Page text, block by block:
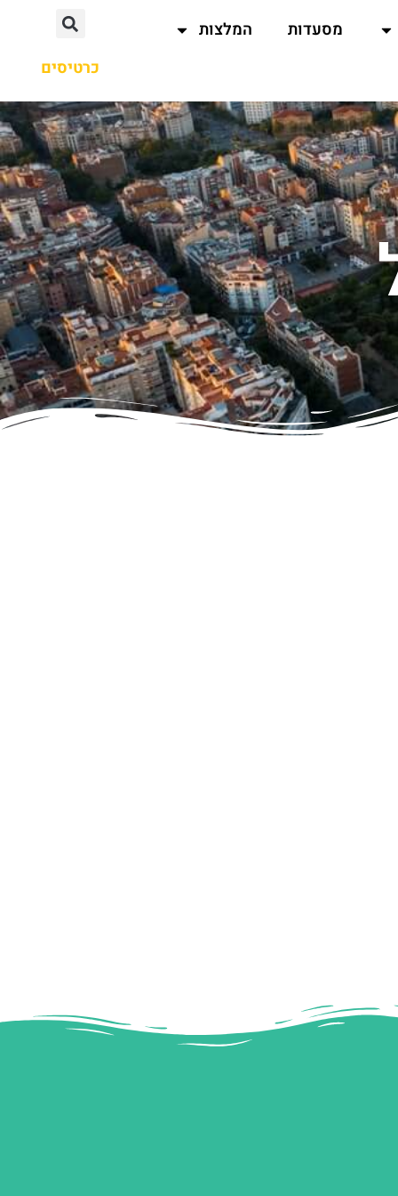
מסעדות
המלצות
כרטיסים